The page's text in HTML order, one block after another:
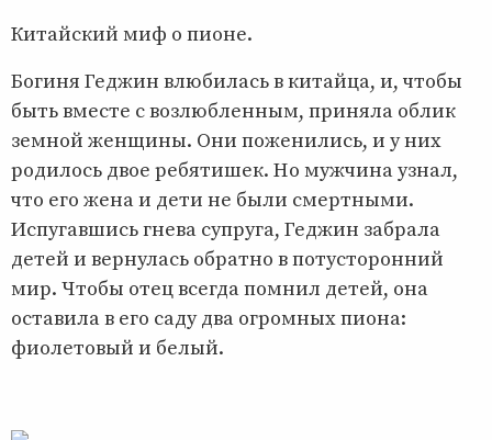
Китайский миф о пионе.
Богиня Геджин влюбилась в китайца, и, чтобы
быть вместе с возлюбленным, приняла облик
земной женщины. Они поженились, и у них
родилось двое ребятишек. Но мужчина узнал,
что его жена и дети не были смертными.
Испугавшись гнева супруга, Геджин забрала
детей и вернулась обратно в потусторонний
мир. Чтобы отец всегда помнил детей, она
оставила в его саду два огромных пиона:
фиолетовый и белый.